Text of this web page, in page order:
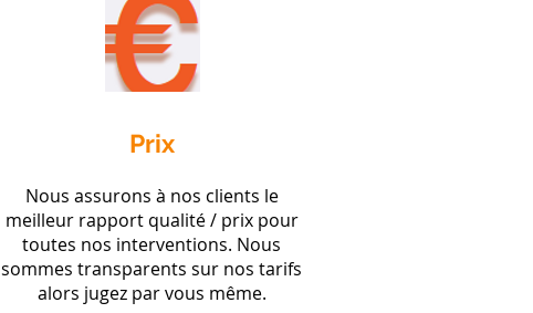
Prix
Nous assurons à nos clients le
meilleur rapport qualité / prix pour
toutes nos interventions. Nous
sommes transparents sur nos tarifs
alors jugez par vous même.